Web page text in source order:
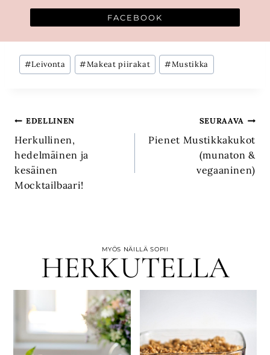
FACEBOOK
Avainsanat:
#Leivonta #Makeat piirakat #Mustikka
Artikkelien
selaus
EDELLINEN
Herkullinen,
hedelmäinen ja
kesäinen
Mocktailbaari!
SEURAAVA
Pienet Mustikkakukot
(munaton &
vegaaninen)
MYÖS NÄILLÄ SOPII
HERKUTELLA